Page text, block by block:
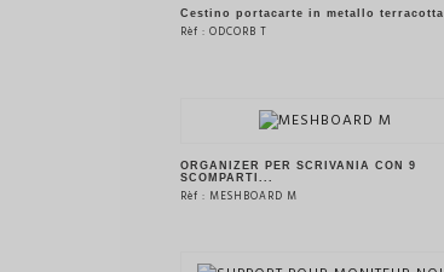
VEDERE IL PRODOTTO
Cestino portacarte in metallo terracotta
Rèf : ODCORB T
ORGANIZER PER SCRIVANIA CON 9
SCOMPARTI...
Rèf : MESHBOARD M